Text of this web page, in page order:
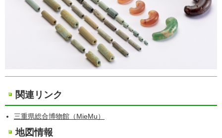
関連リンク
三重県総合博物館（MieMu）
地図情報